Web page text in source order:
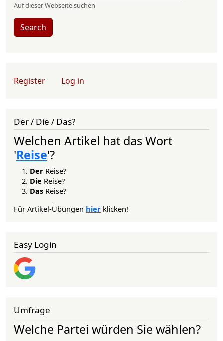
Auf dieser Webseite suchen
Search
User account menu
Register Log in
Der / Die / Das?
Welchen Artikel hat das Wort
'Reise'?
Der Reise?
Die Reise?
Das Reise?
Für Artikel-Übungen hier klicken!
Easy Login
Umfrage
Welche Partei würden Sie wählen?